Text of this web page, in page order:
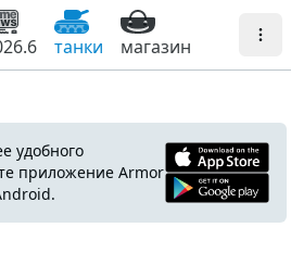
танки магазин
удобного
приложение Armor